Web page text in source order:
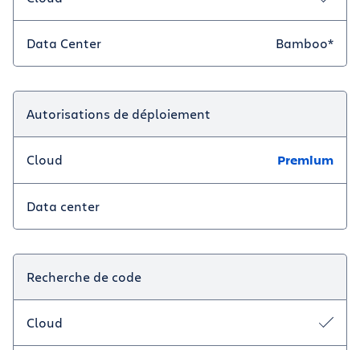
Data Center Bamboo*
Autorisations de déploiement
Cloud Premium
Data center
Recherche de code
Cloud